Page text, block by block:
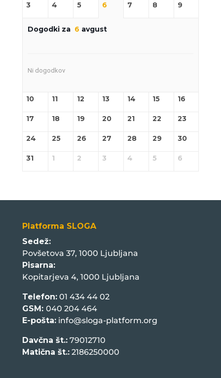
3 4 5 6 7 8 9
Dogodki za 6 avgust
Ni dogodkov
10 11 12 13 14 15 16
17 18 19 20 21 22 23
24 25 26 27 28 29 30
31 1 2 3 4 5 6
Platforma SLOGA
Sedež:
Povšetova 37, 1000 Ljubljana
Pisarna:
Kopitarjeva 4, 1000 Ljubljana
Telefon:01 434 44 02
GSM: 040 204 464
E-pošta: info@sloga-platform.org
Davčna št.:79012710
Matična št.:2186250000